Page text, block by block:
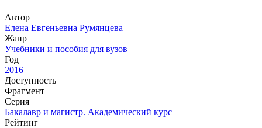
Автор
Елена Евгеньевна Румянцева
Жанр
Учебники и пособия для вузов
Год
2016
Доступность
Фрагмент
Серия
Бакалавр и магистр. Академический курс
Рейтинг